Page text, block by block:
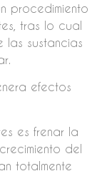
procedimiento
tras lo cual
las sustancias
efectos
es frenar la
del
totalmente